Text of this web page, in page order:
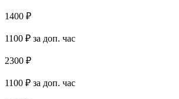
1400 ₽
1100 ₽ за доп. час
2300 ₽
1100 ₽ за доп. час